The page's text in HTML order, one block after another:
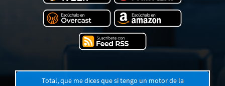
Total, que me dices que si tengo un motor de la